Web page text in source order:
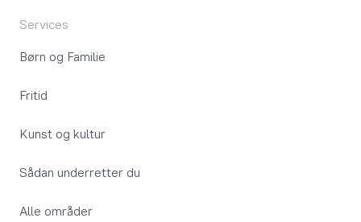
Services
Børn og Familie
Fritid
Kunst og kultur
Sådan underretter du
Alle områder